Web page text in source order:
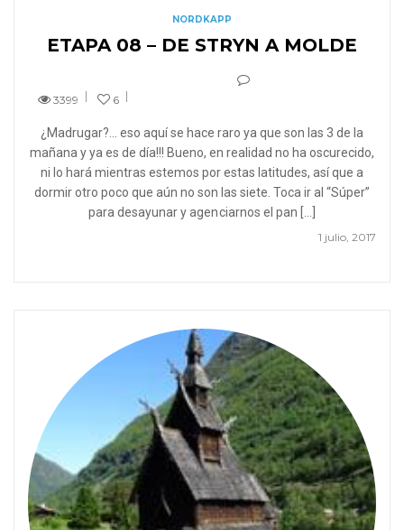
NORDKAPP
ETAPA 08 – DE STRYN A MOLDE
3399 6
1 julio, 2017
¿Madrugar?… eso aquí se hace raro ya que son las 3 de la
mañana y ya es de día!!! Bueno, en realidad no ha oscurecido,
ni lo hará mientras estemos por estas latitudes, así que a
dormir otro poco que aún no son las siete. Toca ir al “Súper”
para desayunar y agenciarnos el pan […]